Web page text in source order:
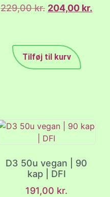
229,00kr. 204,00 kr.
Tilføj til kurv
D3 50u vegan | 90
kap | DFI
191,00 kr.